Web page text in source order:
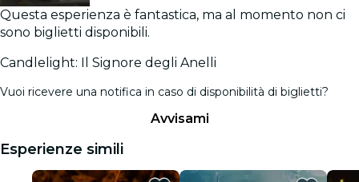
Questa esperienza è fantastica, ma al momento non ci
sono biglietti disponibili.
Candlelight: Il Signore degli Anelli
Vuoi ricevere una notifica in caso di disponibilità di biglietti?
Avvisami
Esperienze simili